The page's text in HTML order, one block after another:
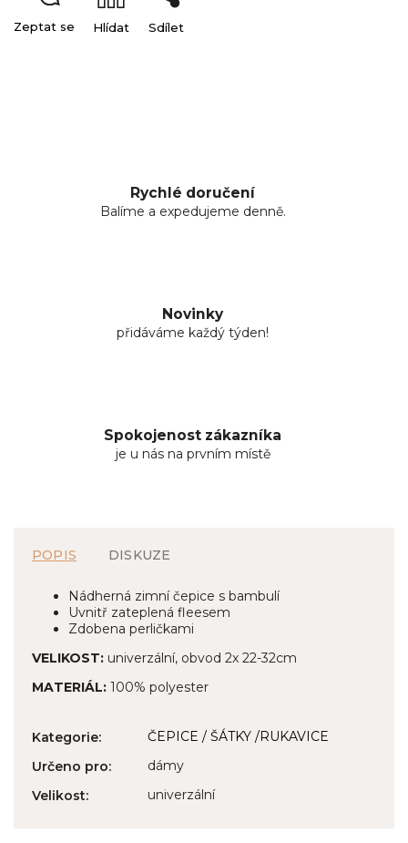
Zeptat se Hlídat Sdílet
Rychlé doručení
Balíme a expedujeme denně.
Novinky
přidáváme každý týden!
Spokojenost zákazníka
je u nás na prvním místě
POPIS DISKUZE
Nádherná zimní čepice s bambulí
Uvnitř zateplená fleesem
Zdobena perličkami
VELIKOST: univerzální, obvod 2x 22-32cm
MATERIÁL: 100% polyester
Kategorie:
ČEPICE / ŠÁTKY /RUKAVICE
Určeno pro:
dámy
Velikost: univerzální